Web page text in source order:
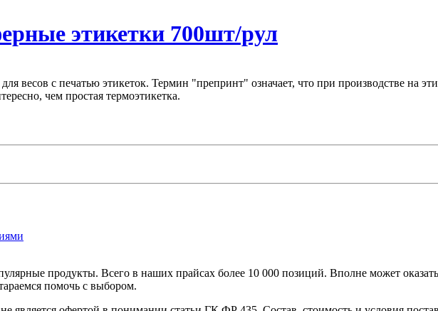
этикетки 700шт/рул
весов с печатью этикеток. Термин "препринт" означает, что при производстве на
чем простая термоэтикетка.
продукты. Всего в наших прайсах более 10 000 позиций. Вполне может
помочь с выбором.